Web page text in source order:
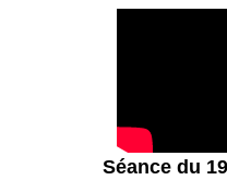
Séance du